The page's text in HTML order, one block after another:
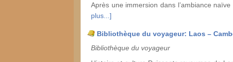
Après une immersion dans l’ambiance
plus...]
Bibliothèque du voyageur: Laos –
Bibliothèque du voyageur